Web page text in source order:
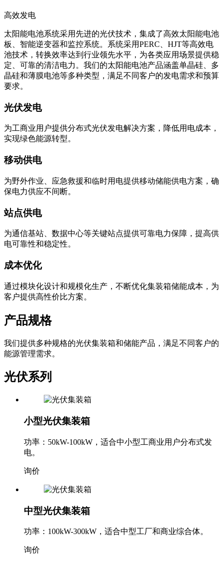
高效发电
太阳能电池系统采用先进的光伏技术，集成了高效太阳能电池
板、智能逆变器和监控系统。系统采用PERC、HJT等高效电
池技术，转换效率达到行业领先水平，为各类应用场景提供稳
定、可靠的清洁电力。我们的太阳能电池产品涵盖单晶硅、多
晶硅和薄膜电池等多种类型，满足不同客户的发电需求和预算
要求。
光伏发电
为工商业用户提供分布式光伏发电解决方案，降低用电成本，
实现绿色能源转型。
移动供电
为野外作业、应急救援和临时用电提供移动储能供电方案，确
保电力供应不间断。
站点供电
为通信基站、数据中心等关键站点提供可靠电力保障，提高供
电可靠性和稳定性。
成本优化
通过模块化设计和规模化生产，不断优化集装箱储能成本，为
客户提供高性价比方案。
产品规格
我们提供多种规格的光伏集装箱和储能产品，满足不同客户的
能源管理需求。
光伏系列
小型光伏集装箱
功率：50kW-100kW，适合中小型工商业用户分布式发
电。
询价
中型光伏集装箱
功率：100kW-300kW，适合中型工厂和商业综合体。
询价